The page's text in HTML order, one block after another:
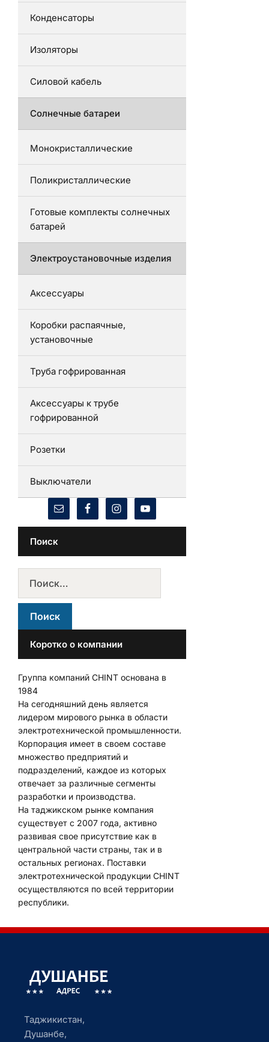
Конденсаторы
Изоляторы
Силовой кабель
Солнечные батареи
Монокристаллические
Поликристаллические
Готовые комплекты солнечных
батарей
Электроустановочные изделия
Аксессуары
Коробки распаячные,
установочные
Труба гофрированная
Аксессуары к трубе
гофрированной
Розетки
Выключатели
Поиск
Коротко о компании
Группа компаний CHINT основана в
1984
На сегодняшний день является
лидером мирового рынка в области
электротехнической промышленности.
Корпорация имеет в своем составе
множество предприятий и
подразделений, каждое из которых
отвечает за различные сегменты
разработки и производства.
На таджикском рынке компания
существует с 2007 года, активно
развивая свое присутствие как в
центральной части страны, так и в
остальных регионах. Поставки
электротехнической продукции CHINT
осуществляются по всей территории
республики.
Таджикистан,
Душанбе,